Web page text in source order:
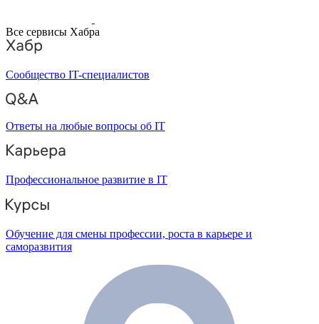
Все сервисы Хабра
Сообщество IT-специалистов
Ответы на любые вопросы об IT
Профессиональное развитие в IT
Обучение для смены профессии, роста в карьере и
саморазвития